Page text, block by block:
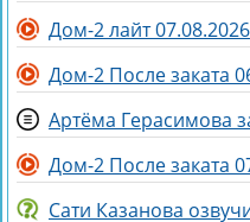
Дом-2 лайт 07.08.2026
Дом-2 После заката
Дом-2 После заката
Сати Казанова